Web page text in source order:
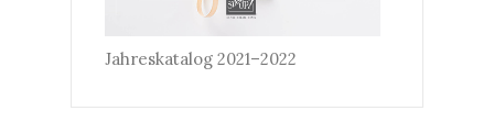
Jahreskatalog 2021–2022